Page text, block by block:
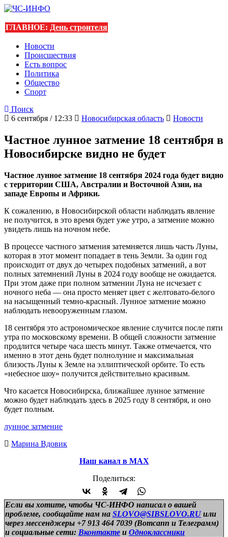
ГЛАВНОЕ: День строителя
Новости
Происшествия
Есть вопрос
Политика
Общество
Спорт
Поиск
6 сентября / 12:33
Новосибирская область Новости
Частное лунное затмение 18 сентября в
Новосибирске видно не будет
Частное лунное затмение 18 сентября 2024 года будет видно
с территории США, Австралии и Восточной Азии, на
западе Европы и Африки.
К сожалению, в Новосибирской области наблюдать явление
не получится, в это время будет уже утро, а затмение можно
увидеть лишь на ночном небе.
В процессе частного затмения затемняется лишь часть Луны,
которая в этот момент попадает в тень Земли. За один год
происходит от двух до четырех подобных затмений, а вот
полных затемнений Луны в 2024 году вообще не ожидается.
При этом даже при полном затмении Луна не исчезает с
ночного неба — она просто меняет цвет с желтовато-белого
на насыщенный темно-красный. Лунное затмение можно
наблюдать невооруженным глазом.
18 сентября это астрономическое явление случится после пяти
утра по московскому времени. В общей сложности затмение
продлится четыре часа шесть минут. Также отмечается, что
именно в этот день будет полнолуние и максимальная
близость Луны к Земле на эллиптической орбите. То есть
«небесное шоу» получится действительно красивым.
Что касается Новосибирска, ближайшее лунное затмение
можно будет наблюдать здесь в 2025 году 8 сентября, и оно
будет полным.
лунное затмение
Марина Вдовик
Наш канал в МАХ
Поделиться:
Если вы хотите, чтобы ЧС-ИНФО написал о вашей
проблеме, сообщайте нам на SLOVO@SIBSLOVO.RU или
через мессенджеры +7 913 464 7039 (Вотсапп и Телеграмм)
и социальные сети: Вконтакте и Одноклассники